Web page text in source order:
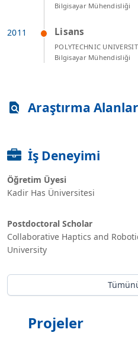
Bilgisayar Mühendisliği
Lisans
POLYTECHNIC
Bilgisayar Mühendisliği
Araştırma
İş Deneyimi
Öğretim Üyesi
Kadir Has Üniversitesi
Postdoctoral Scholar
Collaborative Haptics and
University
Projeler